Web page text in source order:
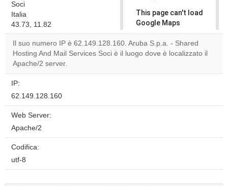
Soci
Italia
43.73, 11.82
This page can't load
Google Maps
correctly.
Do you
Il suo numero IP è 62.149.128.160. Aruba S.p.a. - Shared
Hosting And Mail Services Soci è il luogo dove è localizzato il
Apache/2 server.
IP:
62.149.128.160
Web Server:
Apache/2
Codifica:
utf-8